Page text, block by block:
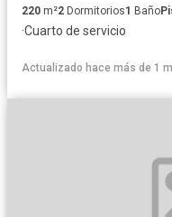
220 m²2 Dormitorios1 Baño
·Cuarto de servicio
Actualizado hace más de 1